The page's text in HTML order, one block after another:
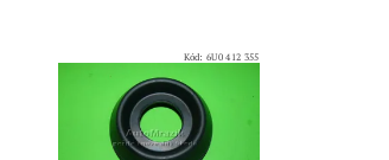
Kód:6U0 412 355